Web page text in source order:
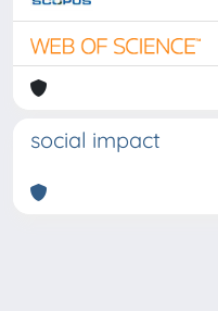
social impact